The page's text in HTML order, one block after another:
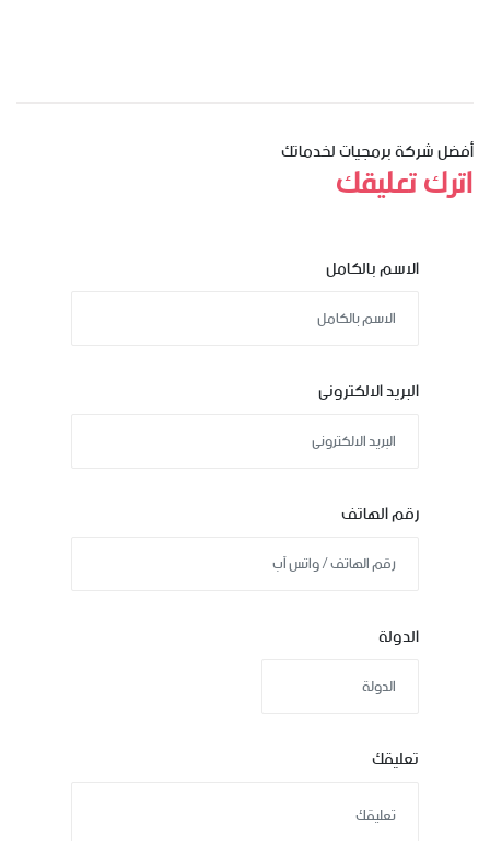
أفضل شركة برمجيات لخدماتك
اترك تعليقك
الاسم بالكامل
البريد الالكترونى
رقم الهاتف
الدولة
تعليقك